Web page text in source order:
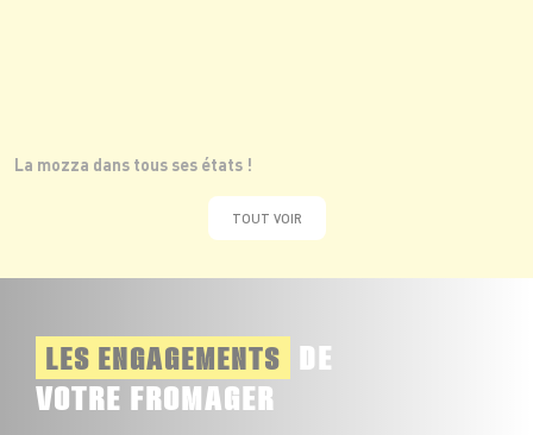
La mozza dans tous ses états !
TOUT VOIR
LES ENGAGEMENTS DE
VOTRE FROMAGER